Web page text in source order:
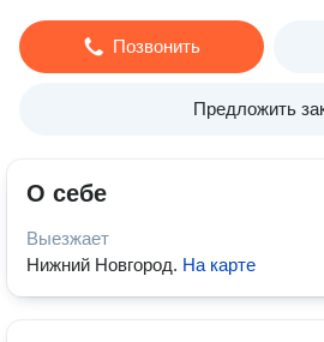
Позвонить
Предложить
О себе
Выезжает
Нижний Новгород. На карте